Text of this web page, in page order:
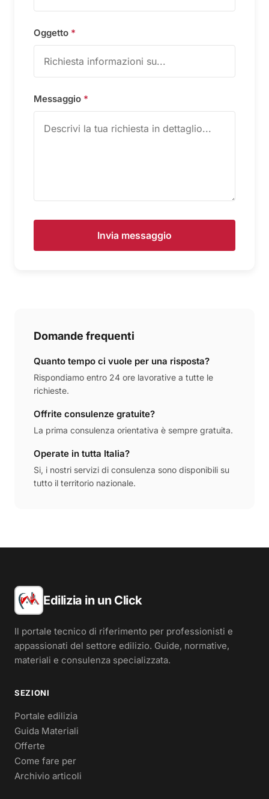
Oggetto *
Messaggio *
Invia messaggio
Domande frequenti
Quanto tempo ci vuole per una risposta?
Rispondiamo entro 24 ore lavorative a tutte le
richieste.
Offrite consulenze gratuite?
La prima consulenza orientativa è sempre gratuita.
Operate in tutta Italia?
Si, i nostri servizi di consulenza sono disponibili su
tutto il territorio nazionale.
Edilizia in un Click
Il portale tecnico di riferimento per professionisti e
appassionati del settore edilizio. Guide, normative,
materiali e consulenza specializzata.
SEZIONI
Portale edilizia
Guida Materiali
Offerte
Come fare per
Archivio articoli